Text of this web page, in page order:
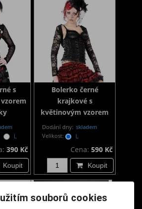
s
L
390 Kč
Koupit
Bolerko černé
krajkové s
květinovým vzorem
Dodání dny: skladem
Velikost:
L
Cena: 590 Kč
Koupit
souborů cookies